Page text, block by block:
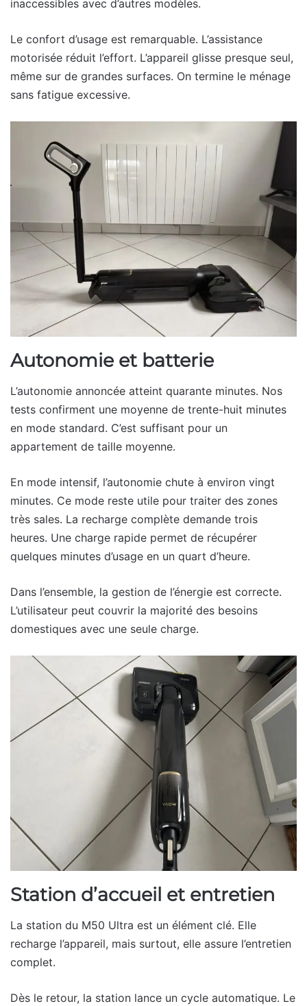
inaccessibles avec d’autres modèles.
Le confort d’usage est remarquable. L’assistance
motorisée réduit l’effort. L’appareil glisse presque seul,
même sur de grandes surfaces. On termine le ménage
sans fatigue excessive.
Autonomie et batterie
L’autonomie annoncée atteint quarante minutes. Nos
tests confirment une moyenne de trente-huit minutes
en mode standard. C’est suffisant pour un
appartement de taille moyenne.
En mode intensif, l’autonomie chute à environ vingt
minutes. Ce mode reste utile pour traiter des zones
très sales. La recharge complète demande trois
heures. Une charge rapide permet de récupérer
quelques minutes d’usage en un quart d’heure.
Dans l’ensemble, la gestion de l’énergie est correcte.
L’utilisateur peut couvrir la majorité des besoins
domestiques avec une seule charge.
Station d’accueil et entretien
La station du M50 Ultra est un élément clé. Elle
recharge l’appareil, mais surtout, elle assure l’entretien
complet.
Dès le retour, la station lance un cycle automatique. Le